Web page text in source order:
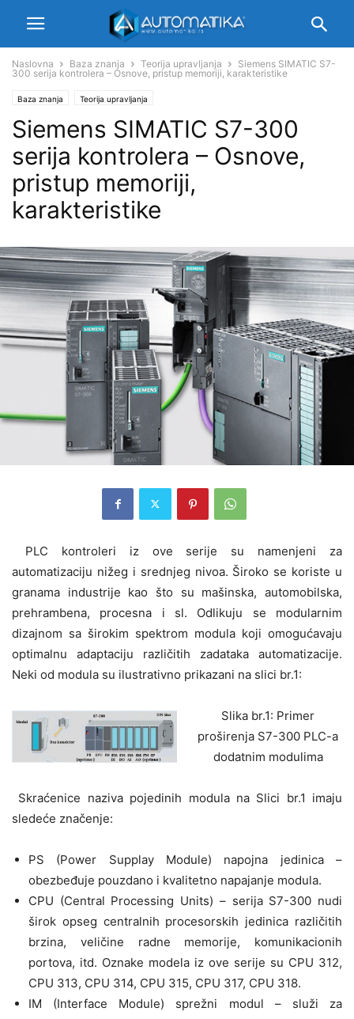
Naslovna Baza znanja Teorija upravljanja
Siemens SIMATIC S7-
300 serija kontrolera – Osnove, pristup memoriji, karakteristike
Baza znanja Teorija upravljanja
Siemens SIMATIC S7-300
serija kontrolera – Osnove,
pristup memoriji,
karakteristike
PLC kontroleri iz ove serije su namenjeni za
automatizaciju nižeg i srednjeg nivoa. Široko se koriste u
granama industrije kao što su mašinska, automobilska,
prehrambena, procesna i sl. Odlikuju se modularnim
dizajnom sa širokim spektrom modula koji omogućavaju
optimalnu adaptaciju različitih zadataka automatizacije.
Neki od modula su ilustrativno prikazani na slici br.1:
Slika br.1: Primer
proširenja S7-300 PLC-a
dodatnim modulima
Skraćenice naziva pojedinih modula na Slici br.1 imaju
sledeće značenje:
PS (Power Supplay Module) napojna jedinica –
obezbeđuje pouzdano i kvalitetno napajanje modula.
CPU (Central Processing Units) – serija S7-300 nudi
širok opseg centralnih procesorskih jedinica različitih
brzina, veličine radne memorije, komunikacionih
portova, itd. Oznake modela iz ove serije su CPU 312,
CPU 313, CPU 314, CPU 315, CPU 317, CPU 318.
IM (Interface Module) sprežni modul – služi za